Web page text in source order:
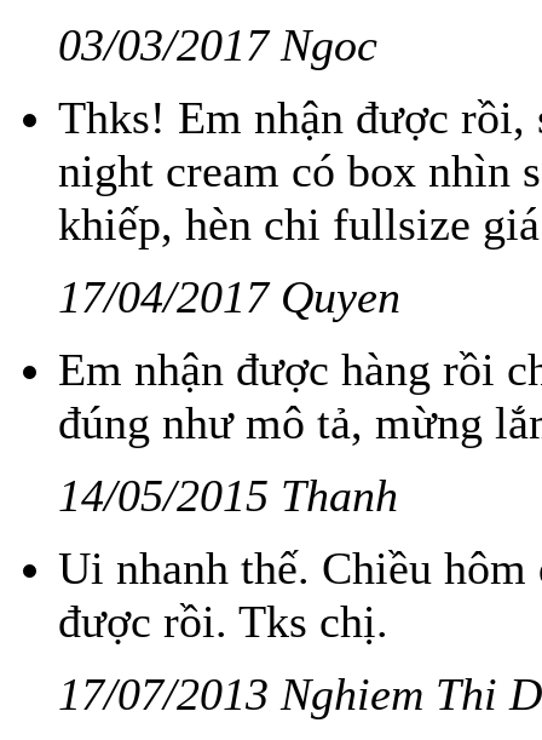
03/03/2017 Ngoc
Thks! Em nhận được
night cream có box nhìn
khiếp, hèn chi fullsize
17/04/2017 Quyen
Em nhận được hàng rồi
đúng như mô tả, mừng
14/05/2015 Thanh
Ui nhanh thế. Chiều hôm
được rồi. Tks chị.
17/07/2013 Nghiem Thi